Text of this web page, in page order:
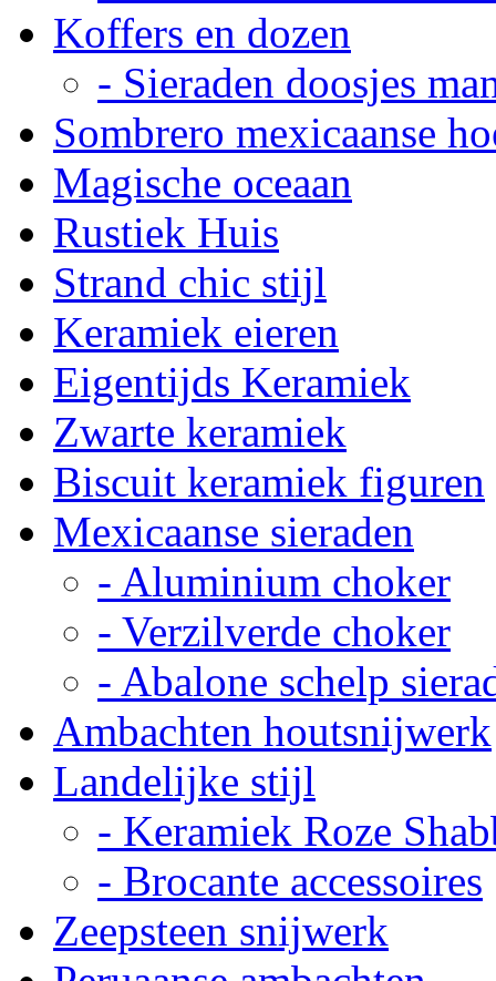
Koffers en dozen
- Sieraden doosjes
Sombrero mexicaanse
Magische oceaan
Rustiek Huis
Strand chic stijl
Keramiek eieren
Eigentijds Keramiek
Zwarte keramiek
Biscuit keramiek figuren
Mexicaanse sieraden
- Aluminium choker
- Verzilverde choker
- Abalone schelp
Ambachten houtsnijwerk
Landelijke stijl
- Keramiek Roze
- Brocante accessoires
Zeepsteen snijwerk